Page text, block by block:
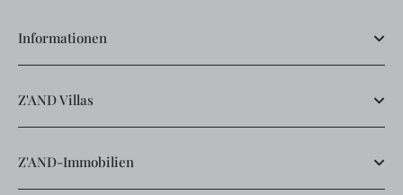
Informationen
Z'AND Villas
Z'AND-Immobilien